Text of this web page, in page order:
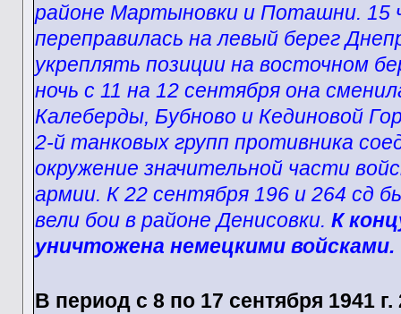
районе Мартыновки и Поташни. 15
переправилась на левый берег
укреплять позиции на восточном
ночь с 11 на 12 сентября она
Калеберды, Бубново и Кединовой
2-й танковых групп противника
окружение значительной части
армии. К 22 сентября 196 и 264 сд
вели бои в районе Денисовки. К
уничтожена немецкими войсками.
В период с 8 по 17 сентября 1941